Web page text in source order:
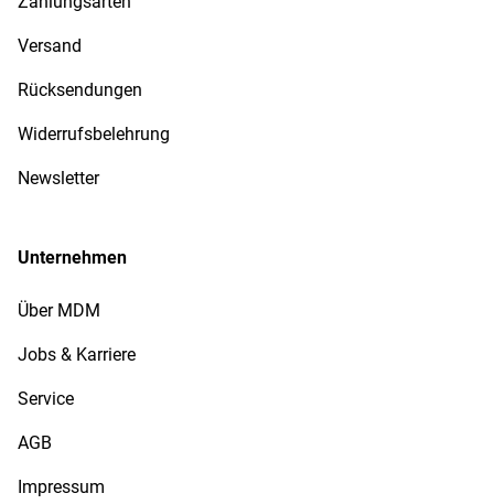
Versand
Rücksendungen
Widerrufsbelehrung
Newsletter
Unternehmen
Über MDM
Jobs & Karriere
Service
AGB
Impressum